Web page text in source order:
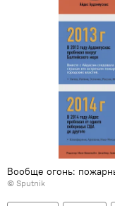
Вообще огонь:
© Sputnik